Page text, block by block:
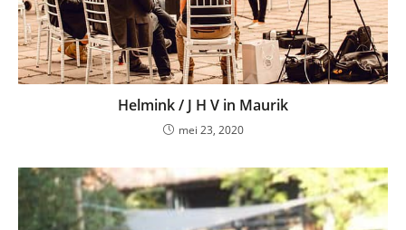
Helmink / J H V in Maurik
mei 23, 2020